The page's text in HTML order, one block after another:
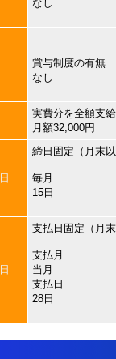
なし
賞与制度の有無
なし
実費分を全額支
月額32,000円
締日固定（月末以
毎月
15日
支払日固定（月末
支払月
当月
支払日
28日